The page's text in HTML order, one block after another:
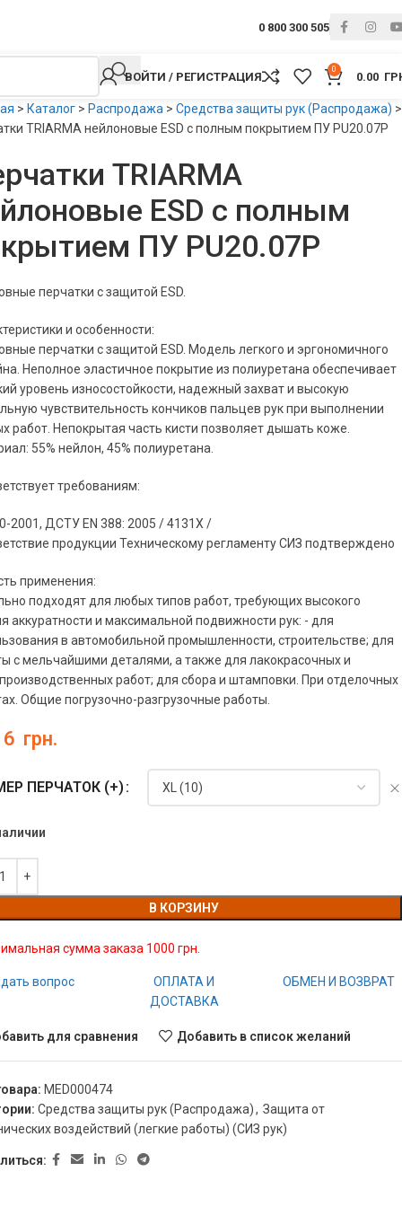
0 800 300 505
ВОЙТИ / РЕГИСТРАЦИЯ
0
0.00
> Каталог> Распродажа > Средства защиты рук (Распродажа) >
TRIARMA нейлоновые ESD с полным покрытием ПУ PU20.07P
TRIARMA
ESD с полным
ПУ PU20.07P
перчатки с защитой ESD.
и особенности:
перчатки с защитой ESD. Модель легкого и эргономичного
Неполное эластичное покрытие из полиуретана обеспечивает
уровень износостойкости, надежный захват и высокую
чувствительность кончиков пальцев рук при выполнении
работ. Непокрытая часть кисти позволяет дышать коже.
55% нейлон, 45% полиуретана.
требованиям:
2001, ДСТУ EN 388: 2005 / 4131X /
продукции Техническому регламенту СИЗ подтверждено
применения:
подходят для любых типов работ, требующих высокого
аккуратности и максимальной подвижности рук: - для
в автомобильной промышленности, строительстве; для
с мельчайшими деталями, а также для лакокрасочных и
работ; для сбора и штамповки. При отделочных
Общие погрузочно-разгрузочные работы.
грн.
ПЕРЧАТОК (+)
В КОРЗИНУ
сумма заказа 1000 грн.
вопрос
ОПЛАТА И
ДОСТАВКА
ОБМЕН И ВОЗВРАТ
для сравнения Добавить в список желаний
MED000474
Средства защиты рук (Распродажа), Защита от
воздействий (легкие работы) (СИЗ рук)